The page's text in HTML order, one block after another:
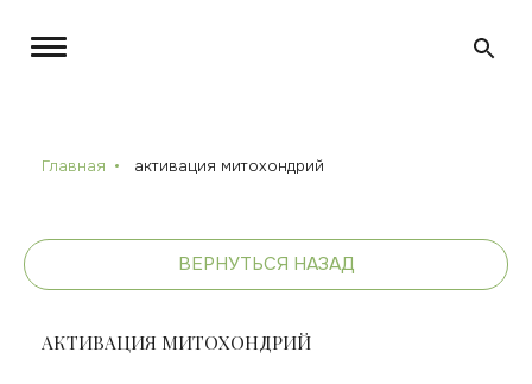
Главная активация митохондрий
ВЕРНУТЬСЯ НАЗАД
АКТИВАЦИЯ МИТОХОНДРИЙ